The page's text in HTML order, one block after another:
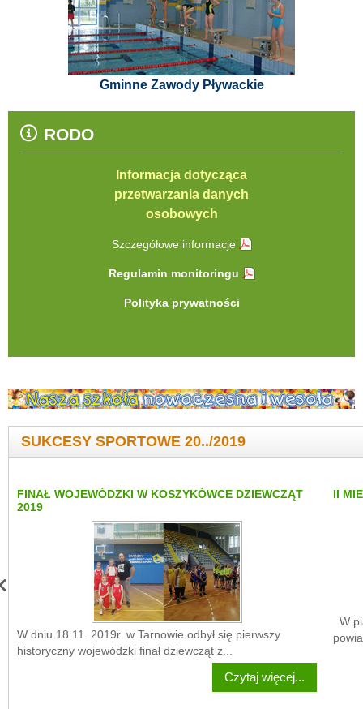
Gminne Zawody Pływackie
RODO
Informacja dotycząca
przetwarzania danych
osobowych
Szczegółowe informacje
Regulamin monitoringu
Polityka prywatności
SUKCESY SPORTOWE 20../2019
FINAŁ WOJEWÓDZKI W KOSZYKÓWCE DZIEWCZĄT
2019
W dniu 18.11. 2019r. w Tarnowie odbył się pierwszy
historyczny wojewódzki finał dziewcząt z...
Czytaj więcej...
II
W